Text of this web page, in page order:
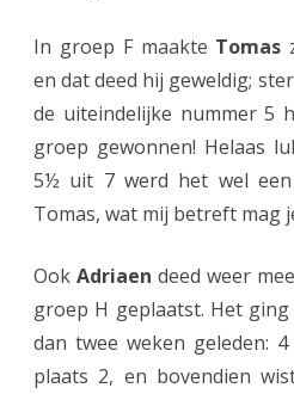
In groep F maakte Tomas
en dat deed hij geweldig;
de uiteindelijke nummer 5
groep gewonnen! Helaas
5½ uit 7 werd het wel een
Tomas, wat mij betreft mag
OokAdriaen deed weer
groep H geplaatst. Het
dan twee weken geleden:
plaats 2, en bovendien